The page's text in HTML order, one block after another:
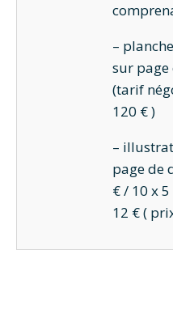
–
sur page
(tarif
120 € )
–
page de
€ / 10 x
12 € (